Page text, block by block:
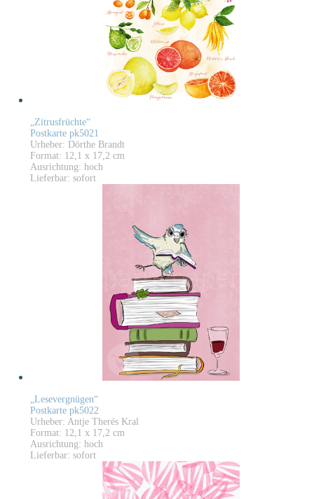
„Zitrusfrüchte“
Postkarte pk5021
Urheber: Dörthe Brandt
Format: 12,1 x 17,2 cm
Ausrichtung: hoch
Lieferbar: sofort
„Lesevergnügen“
Postkarte pk5022
Urheber: Antje Therés Kral
Format: 12,1 x 17,2 cm
Ausrichtung: hoch
Lieferbar: sofort